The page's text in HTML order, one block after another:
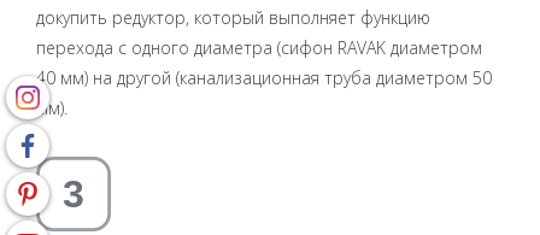
докупить редуктор, который выполняет функцию
перехода с одного диаметра (сифон RAVAK диаметром
40 мм) на другой (канализационная труба диаметром 50
мм).